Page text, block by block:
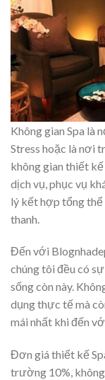
Không gian Spa là
Stress hoặc là nơi
không gian thiết
dịch vụ, phục vụ
lý kết hợp tổng thể
thanh.
Đến với
chúng tôi đều có
sống còn này.
dụng thực tế mà
mái nhất khi đến
Đơn giá thiết kế
trường 10%, không